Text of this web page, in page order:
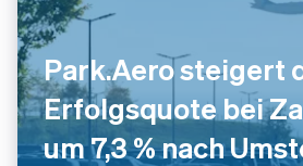
Park.Aero steigert
Erfolgsquote bei
um 7,3 % nach